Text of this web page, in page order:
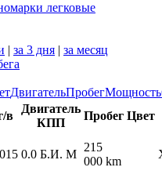
легковые
| за 3 дня | за месяц
ДвигательПробегМощность
в
Двигатель
КПП
Пробег Цвет
0.0 Б.И. М
215
000 km